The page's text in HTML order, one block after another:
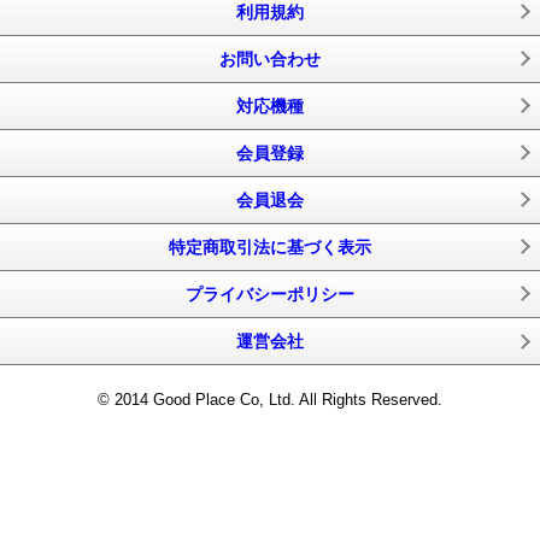
利用規約
お問い合わせ
対応機種
会員登録
会員退会
特定商取引法に基づく表示
プライバシーポリシー
運営会社
© 2014 Good Place Co, Ltd. All Rights Reserved.